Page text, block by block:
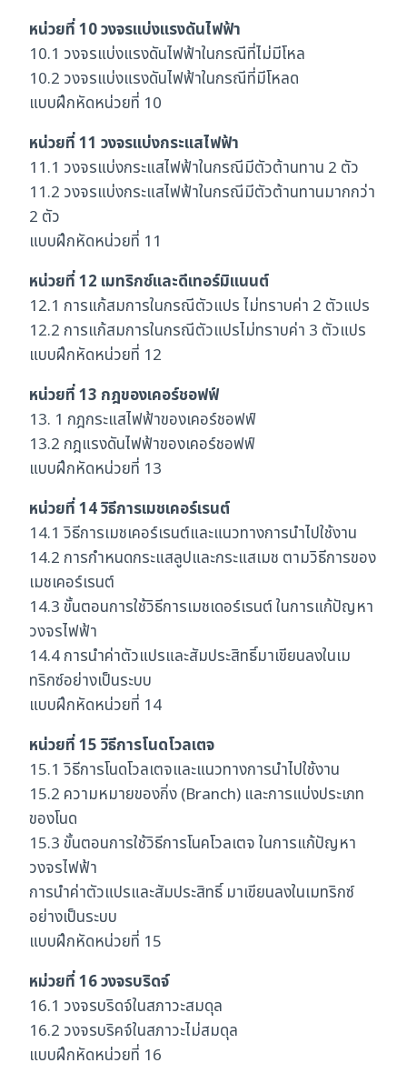
หน่วยที่ 10 วงจรแบ่งแรงดันไฟฟ้า
10.1 วงจรแบ่งแรงดันไฟฟ้าในกรณีที่ไม่มีโหล
10.2 วงจรแบ่งแรงดันไฟฟ้าในกรณีที่มีโหลด
แบบฝึกหัดหน่วยที่ 10
หน่วยที่ 11 วงจรแบ่งกระแสไฟฟ้า
11.1 วงจรแบ่งกระแสไฟฟ้าในกรณีมีตัวต้านทาน 2 ตัว
11.2 วงจรแบ่งกระแสไฟฟ้าในกรณีมีตัวต้านทานมากกว่า
2 ตัว
แบบฝึกหัดหน่วยที่ 11
หน่วยที่ 12 เมทริกซ์และดีเทอร์มิแนนต์
12.1 การแก้สมการในกรณีตัวแปร ไม่ทราบค่า 2 ตัวแปร
12.2 การแก้สมการในกรณีตัวแปรไม่ทราบค่า 3 ตัวแปร
แบบฝึกหัดหน่วยที่ 12
หน่วยที่ 13 กฎของเคอร์ชอฟฟ์
13. 1 กฎกระแสไฟฟ้าของเคอร์ชอฟฟ์
13.2 กฎแรงดันไฟฟ้าของเคอร์ชอฟฟ์
แบบฝึกหัดหน่วยที่ 13
หน่วยที่ 14 วิธีการเมชเคอร์เรนต์
14.1 วิธีการเมชเคอร์เรนต์และแนวทางการนำไปใช้งาน
14.2 การกำหนดกระแสลูปและกระแสเมช ตามวิธีการของ
เมชเคอร์เรนต์
14.3 ขั้นตอนการใช้วิธีการเมชเดอร์เรนต์ ในการแก้ปัญหา
วงจรไฟฟ้า
14.4 การนำค่าตัวแปรและสัมประสิทธิ์มาเขียนลงในเม
ทริกซ์อย่างเป็นระบบ
แบบฝึกหัดหน่วยที่ 14
หน่วยที่ 15 วิธีการโนดโวลเตจ
15.1 วิธีการโนดโวลเตจและแนวทางการนำไปใช้งาน
15.2 ความหมายของกิ่ง (Branch) และการแบ่งประเภท
ของโนด
15.3 ขั้นตอนการใช้วิธีการโนคโวลเตจ ในการแก้ปัญหา
วงจรไฟฟ้า
การนำค่าตัวแปรและสัมประสิทธิ์ มาเขียนลงในเมทริกซ์
อย่างเป็นระบบ
แบบฝึกหัดหน่วยที่ 15
หม่วยที่ 16 วงจรบริดจ์
16.1 วงจรบริดจ์ในสภาวะสมดุล
16.2 วงจรบริคจ์ในสภาวะไม่สมดุล
แบบฝึกหัดหน่วยที่ 16